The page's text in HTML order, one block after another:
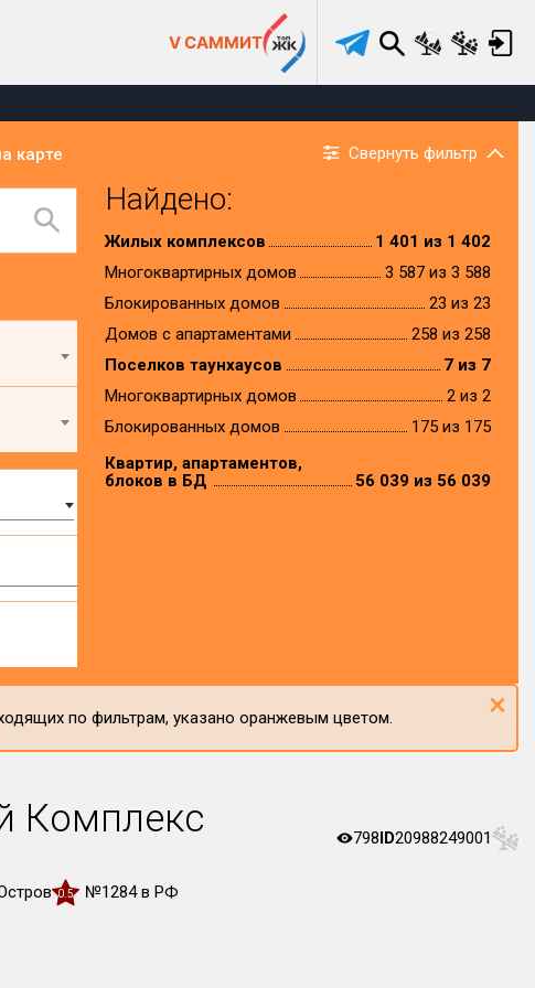
V САММИТ
карте Свернуть фильтр
Найдено:
Жилых комплексов
1 401 из 1 402
Многоквартирных домов
3 587 из 3 588
Блокированных домов
23 из 23
Домов с апартаментами
258 из 258
Поселков таунхаусов
7 из 7
Многоквартирных домов
2 из 2
Блокированных домов
175 из 175
Квартир, апартаментов,
блоков в БД
56 039 из 56 039
по фильтрам, указано оранжевым цветом. ×
Комплекс
798ID20988249001
0.5
№1284 в РФ